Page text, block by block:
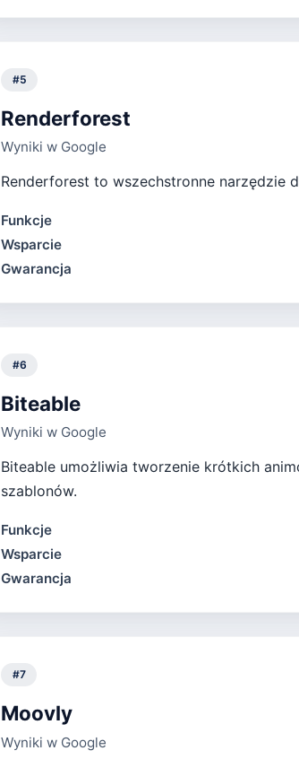
#5
Renderforest
Wyniki w Google
Renderforest to wszechstronne narzędzie
Funkcje
Wsparcie
Gwarancja
#6
Biteable
Wyniki w Google
Biteable umożliwia tworzenie krótkich
szablonów.
Funkcje
Wsparcie
Gwarancja
#7
Moovly
Wyniki w Google